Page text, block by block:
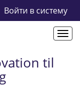
Bойти в систему
til